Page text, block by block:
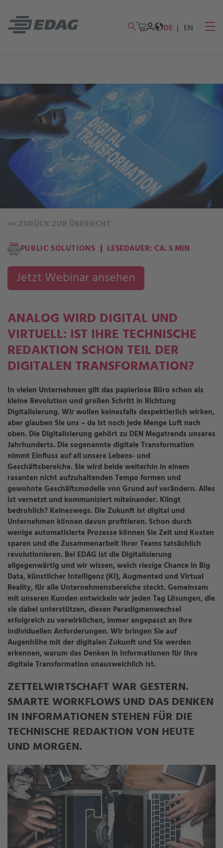
DE EN
<< ZURÜCK ZUR ÜBERSICHT
ANALOG WIRD DIGITAL UND
VIRTUELL: IST IHRE TECHNISCHE
REDAKTION SCHON TEIL DER
DIGITALEN TRANSFORMATION?
In vielen Unternehmen gilt das papierlose Büro schon als
kleine Revolution und großen Schritt in Richtung
Digitalisierung. Wir wollen keinesfalls despektierlich wirken,
aber glauben Sie uns – da ist noch jede Menge Luft nach
oben. Die Digitalisierung gehört zu DEN Megatrends unseres
Jahrhunderts. Die sogenannte digitale Transformation
nimmt Einfluss auf all unsere Lebens- und
Geschäftsbereiche. Sie wird beide weiterhin in einem
rasanten nicht aufzuhaltenden Tempo formen und
gewohnte Geschäftsmodelle von Grund auf verändern. Alles
ist vernetzt und kommuniziert miteinander. Klingt
bedrohlich? Keineswegs. Die Zukunft ist digital und
Unternehmen können davon profitieren. Schon durch
wenige automatisierte Prozesse können Sie Zeit und Kosten
sparen und die Zusammenarbeit Ihrer Teams tatsächlich
revolutionieren. Bei EDAG ist die Digitalisierung
allgegenwärtig und wir wissen, welch riesige Chance in Big
Data, künstlicher Intelligenz (KI), Augmented und Virtual
Reality, für alle Unternehmensbereiche steckt. Gemeinsam
mit unseren Kunden entwickeln wir jeden Tag Lösungen, die
sie dabei unterstützen, diesen Paradigmenwechsel
erfolgreich zu verwirklichen, immer angepasst an ihre
individuellen Anforderungen. Wir bringen Sie auf
Augenhöhe mit der digitalen Zukunft und Sie werden
erkennen, warum das Denken in Informationen für Ihre
digitale Transformation unausweichlich ist.
ZETTELWIRTSCHAFT WAR GESTERN.
SMARTE WORKFLOWS UND DAS DENKEN
IN INFORMATIONEN STEHEN FÜR DIE
TECHNISCHE REDAKTION VON HEUTE
UND MORGEN.
PUBLIC SOLUTIONS LESEDAUER: CA. 5 MIN
Jetzt Webinar ansehen